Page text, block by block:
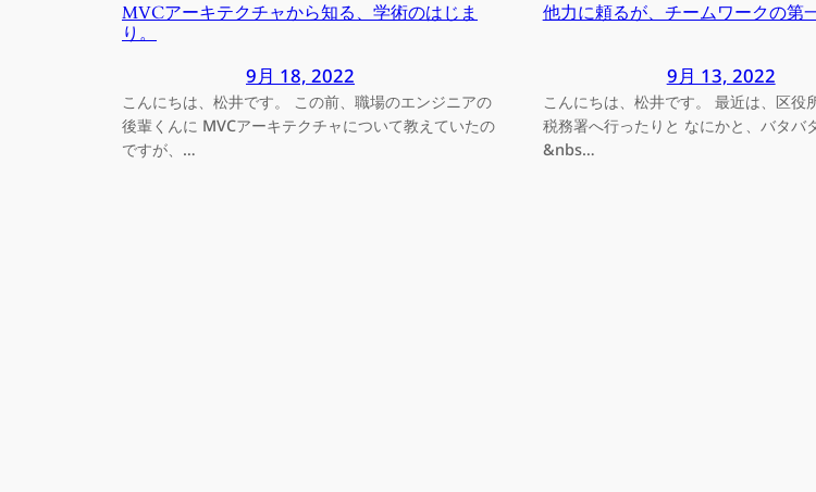
MVCアーキテクチャから知る、学術のはじま
り。
9月 18, 2022
こんにちは、松井です。 この前、職場のエンジニアの
後輩くんに MVCアーキテクチャについて教えていたの
ですが、…
他力に頼るが、チームワークの第一
9月 13, 2022
こんにちは、松井です。 最近は、区役
税務署へ行ったりと なにかと、バタバ
&nbs…